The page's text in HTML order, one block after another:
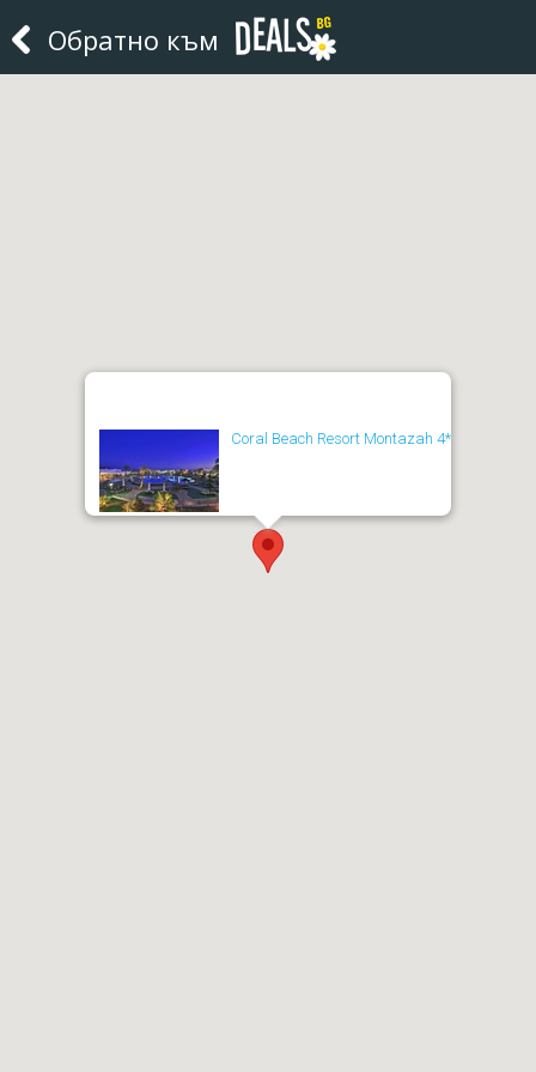
Обратно към
Coral Beach Resort Montazah 4*